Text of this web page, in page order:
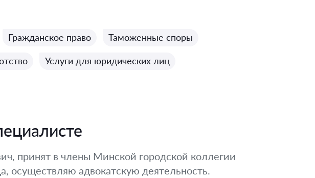
Гражданское право Таможенные споры
Услуги для юридических лиц
принят в члены Минской городской коллегии
осуществляю адвокатскую деятельность.